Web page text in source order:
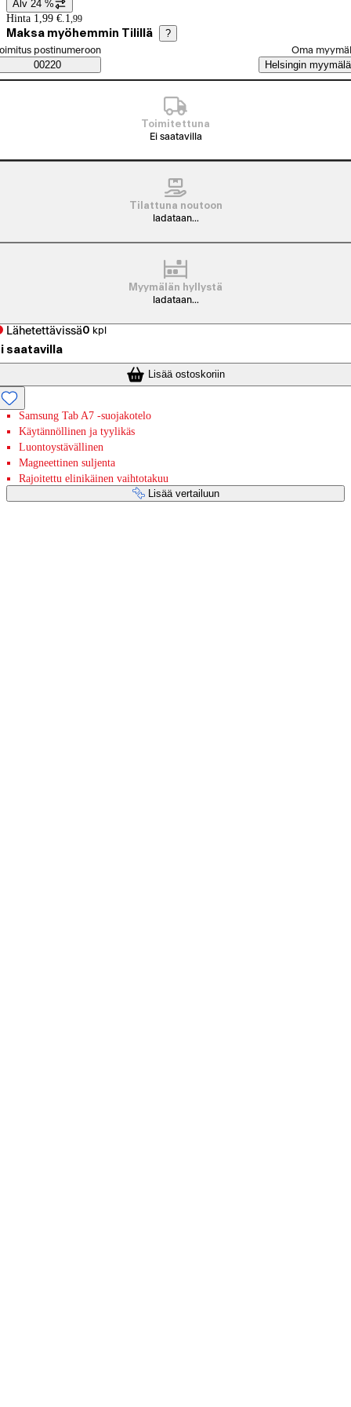
Hintatiedot
Alv 24 %
Hinta 1,99 €. 1 ,99
Maksa myöhemmin Tilillä ?
Saatavuustiedot
tilaustapa
postinumeroon
00220
Oma
Helsingin myymälä
Toimitettuna
Ei saatavilla
Tilattuna noutoon
ladataan...
Myymälän hyllystä
ladataan...
Lähetettävissä0 kpl
saatavilla
Lisää ostoskoriin
Samsung Tab A7 -suojakotelo
Käytännöllinen ja tyylikäs
Luontoystävällinen
Magneettinen suljenta
Rajoitettu elinikäinen vaihtotakuu
Lisää vertailuun